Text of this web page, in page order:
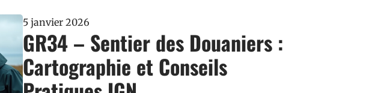
5 janvier 2026
GR34 – Sentier des Douaniers :
Cartographie et Conseils